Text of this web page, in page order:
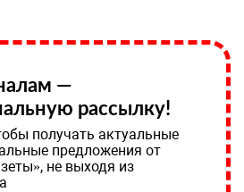
—
рассылку!
получать актуальные
предложения от
не выходя из